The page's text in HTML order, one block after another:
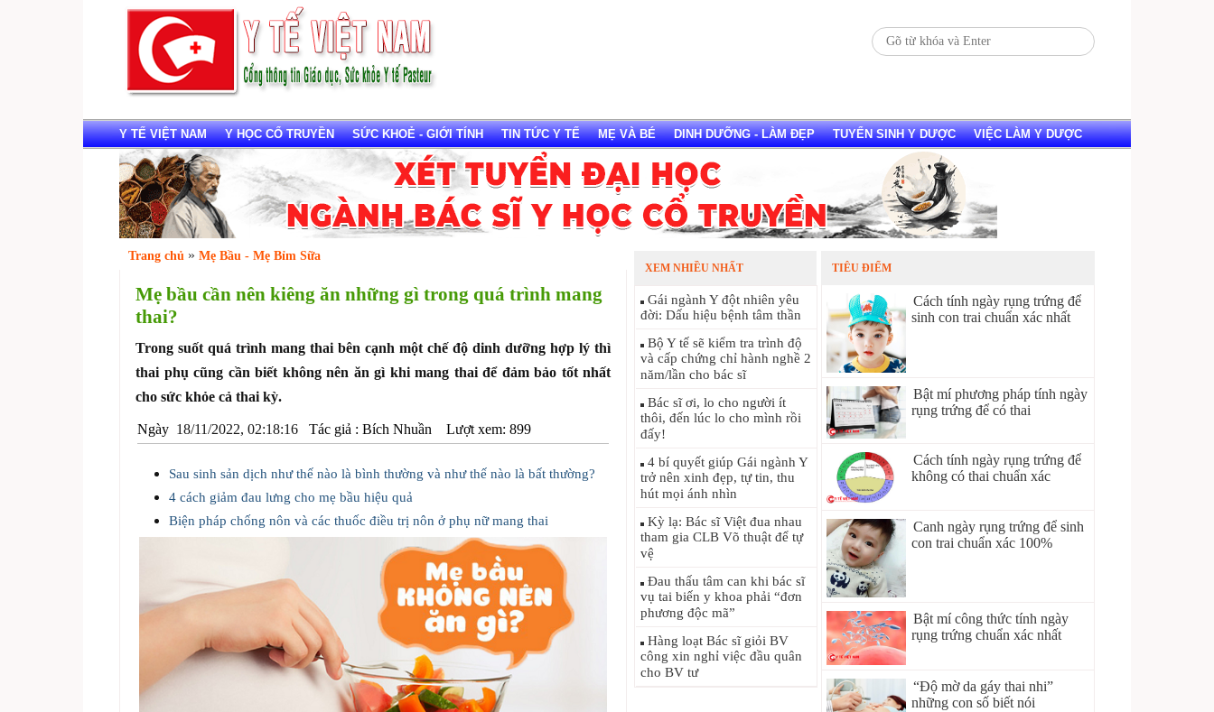
Y TẾ VIỆT NAM Y HỌC CỔ TRUYỀN SỨC KHOẺ - GIỚI TÍNH TIN TỨC Y TẾ MẸ VÀ BÉ DINH DƯỠNG - LÀM ĐẸP TUYỂN SINH Y DƯỢC VIỆC LÀM Y DƯỢC
Trang chủ » Mẹ Bầu - Mẹ Bỉm Sữa
Mẹ bầu cần nên kiêng ăn những gì trong quá trình mang
thai?
Trong suốt quá trình mang thai bên cạnh một chế độ dinh dưỡng hợp lý thì
thai phụ cũng cần biết không nên ăn gì khi mang thai để đảm bảo tốt nhất
cho sức khỏe cả thai kỳ.
Ngày 18/11/2022, 02:18:16 Tác giả : Bích Nhuần Lượt xem: 899
Sau sinh sản dịch như thế nào là bình thường và như thế nào là bất thường?
4 cách giảm đau lưng cho mẹ bầu hiệu quả
Biện pháp chống nôn và các thuốc điều trị nôn ở phụ nữ mang thai
XEM NHIỀU NHẤT
Gái ngành Y đột nhiên yêu
đời: Dấu hiệu bệnh tâm thần
Bộ Y tế sẽ kiểm tra trình độ
và cấp chứng chỉ hành nghề 2
năm/lần cho bác sĩ
Bác sĩ ơi, lo cho người ít
thôi, đến lúc lo cho mình rồi
đấy!
4 bí quyết giúp Gái ngành Y
trở nên xinh đẹp, tự tin, thu
hút mọi ánh nhìn
Kỳ lạ: Bác sĩ Việt đua nhau
tham gia CLB Võ thuật để tự
vệ
Đau thấu tâm can khi bác sĩ
vụ tai biến y khoa phải “đơn
phương độc mã”
Hàng loạt Bác sĩ giỏi BV
công xin nghỉ việc đầu quân
cho BV tư
TIÊU ĐIỂM
Cách tính ngày rụng trứng để
sinh con trai chuẩn xác nhất
Bật mí phương pháp tính ngày
rụng trứng để có thai
Cách tính ngày rụng trứng để
không có thai chuẩn xác
Canh ngày rụng trứng để sinh
con trai chuẩn xác 100%
Bật mí công thức tính ngày
rụng trứng chuẩn xác nhất
“Độ mờ da gáy thai nhi”
những con số biết nói